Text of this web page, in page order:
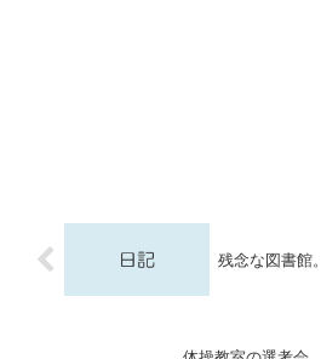
残念な図書館。